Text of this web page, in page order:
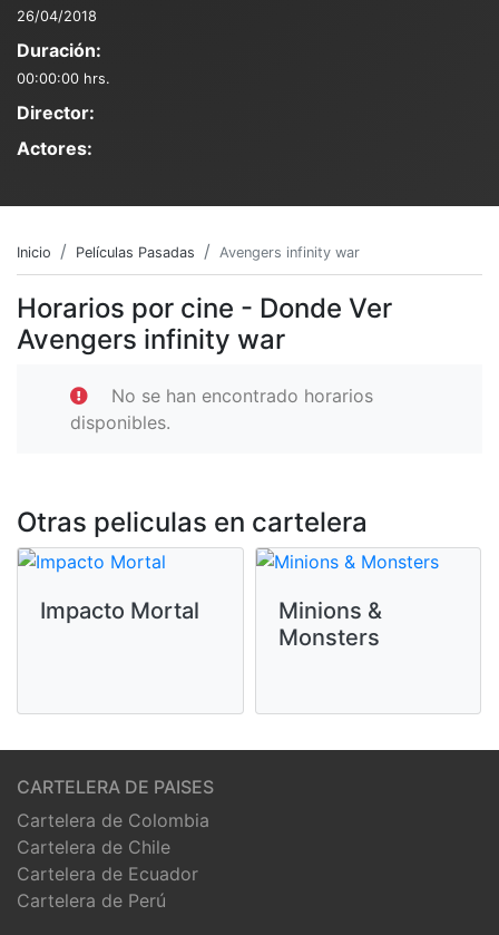
26/04/2018
Duración:
00:00:00 hrs.
Director:
Actores:
Inicio Películas Pasadas Avengers infinity war
Horarios por cine - Donde Ver
Avengers infinity war
No se han encontrado horarios
disponibles.
Otras peliculas en cartelera
Impacto Mortal
Minions &
Monsters
CARTELERA DE PAISES
Cartelera de Colombia
Cartelera de Chile
Cartelera de Ecuador
Cartelera de Perú